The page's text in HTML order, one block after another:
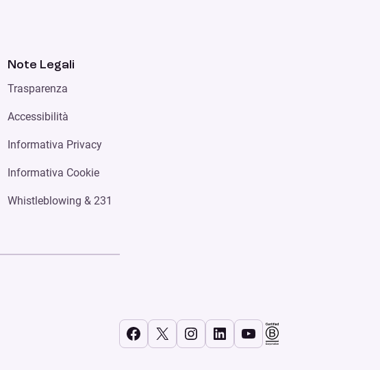
Note Legali
Trasparenza
Accessibilità
Informativa Privacy
Informativa Cookie
Whistleblowing & 231
Facebook
X Instagram
LinkedIn
YouTube